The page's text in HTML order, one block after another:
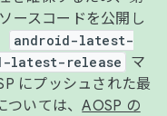
ースコードを公開し
android-latest-
latest-release
マ
にプッシュされた最
ついては、AOSP の